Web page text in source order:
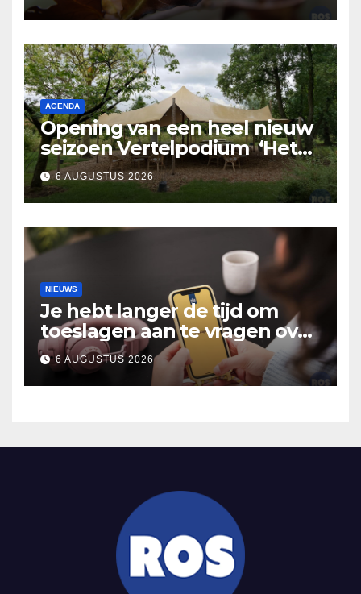
AGENDA
Opening van een heel nieuw
seizoen Vertelpodium ‘Het
Lopende Vuur’. Landelijke
verhalen in Bomentuin D’n
Hooidonk
6 AUGUSTUS 2026
NIEUWS
Je hebt langer de tijd om
toeslagen aan te vragen over
2025
6 AUGUSTUS 2026